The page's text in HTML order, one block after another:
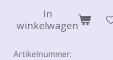
In
winkelwagen
Artikelnummer: